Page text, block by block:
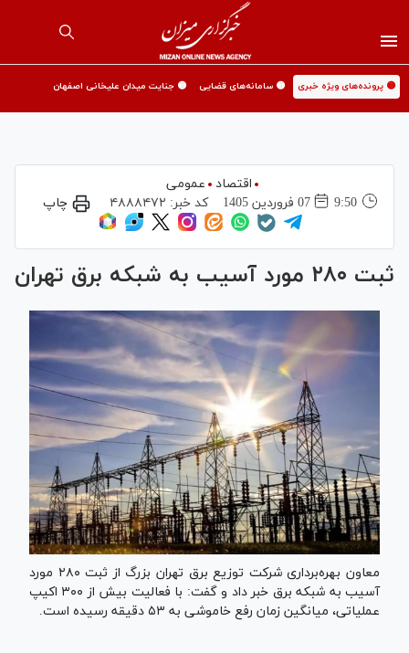
🟡 پرونده‌های ویژه خبری 🟡 سامانه‌های قضایی 🟡 جنایت میدان علیخانی اصفهان
اقتصاد
عمومی
9:50
07 فروردين 1405 کد خبر: ۴۸۸۸۴۷۲ چاپ
ثبت ۲۸۰ مورد آسیب به شبکه برق تهران
معاون بهره‌برداری شرکت توزیع برق تهران بزرگ از ثبت ۲۸۰ مورد
آسیب به شبکه برق خبر داد و گفت: با فعالیت بیش از ۳۰۰ اکیپ
عملیاتی، میانگین زمان رفع خاموشی به ۵۳ دقیقه رسیده است.